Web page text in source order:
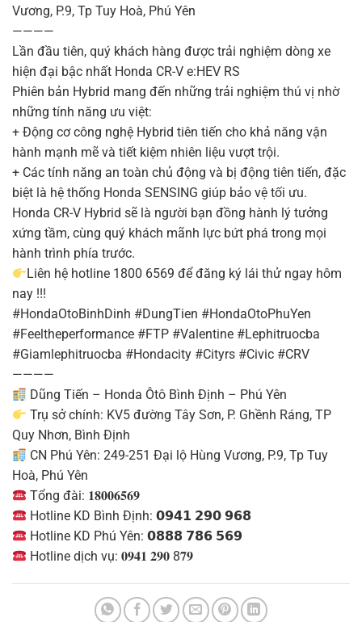
Vương, P.9, Tp Tuy Hoà, Phú Yên
————
Lần đầu tiên, quý khách hàng được trải nghiệm dòng xe
hiện đại bậc nhất Honda CR-V e:HEV RS
Phiên bản Hybrid mang đến những trải nghiệm thú vị nhờ
những tính năng ưu việt:
+ Động cơ công nghệ Hybrid tiên tiến cho khả năng vận
hành mạnh mẽ và tiết kiệm nhiên liệu vượt trội.
+ Các tính năng an toàn chủ động và bị động tiên tiến, đặc
biệt là hệ thống Honda SENSING giúp bảo vệ tối ưu.
Honda CR-V Hybrid sẽ là người bạn đồng hành lý tưởng
xứng tầm, cùng quý khách mãnh lực bứt phá trong mọi
hành trình phía trước.
Liên hệ hotline 1800 6569 để đăng ký lái thử ngay hôm
nay !!!
#HondaOtoBinhDinh #DungTien #HondaOtoPhuYen
#Feeltheperformance #FTP #Valentine #Lephitruocba
#Giamlephitruocba #Hondacity #Cityrs #Civic #CRV
————
Dũng Tiến – Honda Ôtô Bình Định – Phú Yên
Trụ sở chính: KV5 đường Tây Sơn, P. Ghềnh Ráng, TP
Quy Nhơn, Bình Định
CN Phú Yên: 249-251 Đại lộ Hùng Vương, P.9, Tp Tuy
Hoà, Phú Yên
Tổng đài: 𝟏𝟖𝟎𝟎𝟔𝟓𝟔𝟗
Hotline KD Bình Định: 𝟬𝟵𝟰𝟭 𝟮𝟵𝟬 𝟵𝟲𝟴
Hotline KD Phú Yên: 𝟬𝟴𝟴𝟴 𝟳𝟴𝟲 𝟱𝟲𝟵
Hotline dịch vụ: 𝟎𝟗𝟒𝟏 𝟐𝟗𝟎 8𝟕𝟗